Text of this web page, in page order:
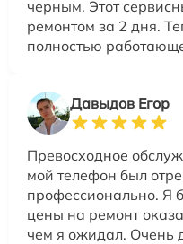
черным. Этот
ремонтом за 2 дня.
полностью
Давыдов Егор
Превосходное
мой телефон был
профессионально. Я
цены на ремонт
чем я ожидал. Очень